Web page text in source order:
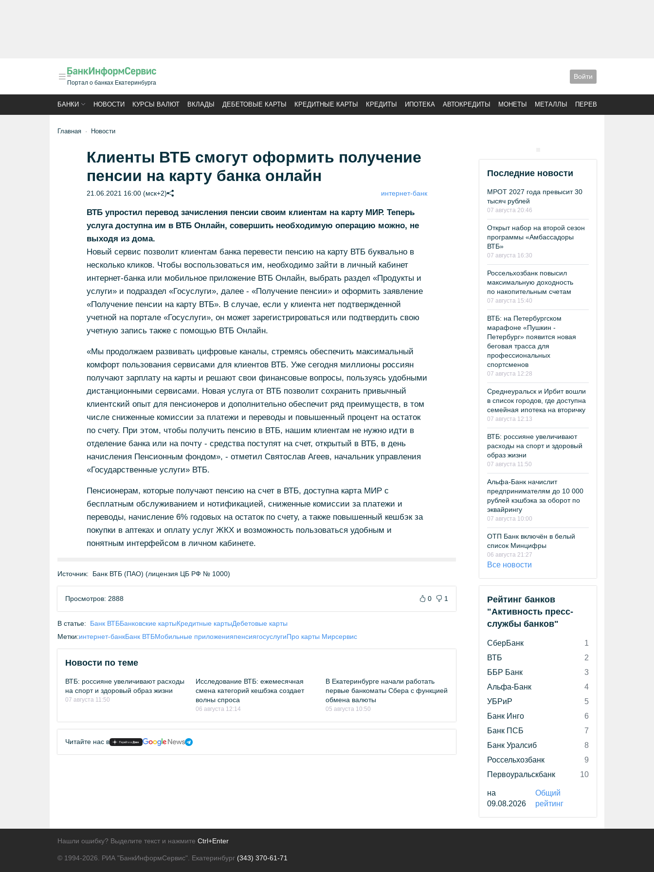
Портал о банках Екатеринбурга
Войти
БАНКИ НОВОСТИ КУРСЫ ВАЛЮТ ВКЛАДЫ ДЕБЕТОВЫЕ КАРТЫ КРЕДИТНЫЕ КАРТЫ КРЕДИТЫ ИПОТЕКА АВТОКРЕДИТЫ МОНЕТЫ МЕТАЛЛЫ ПЕРЕВОДЫ
Главная Новости
Клиенты ВТБ смогут оформить получение
пенсии на карту банка онлайн
21.06.2021 16:00 (мск+2) интернет-банк
ВТБ упростил перевод зачисления пенсии своим клиентам на карту МИР. Теперь
услуга доступна им в ВТБ Онлайн, совершить необходимую операцию можно, не
выходя из дома.
Новый сервис позволит клиентам банка перевести пенсию на карту ВТБ буквально в
несколько кликов. Чтобы воспользоваться им, необходимо зайти в личный кабинет
интернет-банка или мобильное приложение ВТБ Онлайн, выбрать раздел «Продукты и
услуги» и подраздел «Госуслуги», далее - «Получение пенсии» и оформить заявление
«Получение пенсии на карту ВТБ». В случае, если у клиента нет подтвержденной
учетной на портале «Госуслуги», он может зарегистрироваться или подтвердить свою
учетную запись также с помощью ВТБ Онлайн.
«Мы продолжаем развивать цифровые каналы, стремясь обеспечить максимальный
комфорт пользования сервисами для клиентов ВТБ. Уже сегодня миллионы россиян
получают зарплату на карты и решают свои финансовые вопросы, пользуясь удобными
дистанционными сервисами. Новая услуга от ВТБ позволит сохранить привычный
клиентский опыт для пенсионеров и дополнительно обеспечит ряд преимуществ, в том
числе сниженные комиссии за платежи и переводы и повышенный процент на остаток
по счету. При этом, чтобы получить пенсию в ВТБ, нашим клиентам не нужно идти в
отделение банка или на почту - средства поступят на счет, открытый в ВТБ, в день
начисления Пенсионным фондом», - отметил Святослав Агеев, начальник управления
«Государственные услуги» ВТБ.
Пенсионерам, которые получают пенсию на счет в ВТБ, доступна карта МИР с
бесплатным обслуживанием и нотификацией, сниженные комиссии за платежи и
переводы, начисление 6% годовых на остаток по счету, а также повышенный кешбэк за
покупки в аптеках и оплату услуг ЖКХ и возможность пользоваться удобным и
понятным интерфейсом в личном кабинете.
Источник: Банк ВТБ (ПАО) (лицензия ЦБ РФ № 1000)
Просмотров: 2888 0 1
В статье: Банк ВТББанковские картыКредитные картыДебетовые карты
Метки:интернет-банкБанк ВТБМобильные приложенияпенсиягосуслугиПро карты Мирсервис
Новости по теме
ВТБ: россияне увеличивают расходы
на спорт и здоровый образ жизни
07 августа 11:50
Исследование ВТБ: ежемесячная
смена категорий кешбэка создает
волны спроса
06 августа 12:14
В Екатеринбурге начали работать
первые банкоматы Сбера с функцией
обмена валюты
05 августа 10:50
Читайте нас в
Последние новости
МРОТ 2027 года превысит 30
тысяч рублей
07 августа 20:46
Открыт набор на второй сезон
программы «Амбассадоры
ВТБ»
07 августа 16:30
Россельхозбанк повысил
максимальную доходность
по накопительным счетам
07 августа 15:40
ВТБ: на Петербургском
марафоне «Пушкин -
Петербург» появится новая
беговая трасса для
профессиональных
спортсменов
07 августа 12:28
Среднеуральск и Ирбит вошли
в список городов, где доступна
семейная ипотека на вторичку
07 августа 12:13
ВТБ: россияне увеличивают
расходы на спорт и здоровый
образ жизни
07 августа 11:50
Альфа-Банк начислит
предпринимателям до 10 000
рублей кэшбэка за оборот по
эквайрингу
07 августа 10:00
ОТП Банк включён в белый
список Минцифры
06 августа 21:27
Все новости
Рейтинг банков
"Активность пресс-
службы банков"
СберБанк
1
ВТБ
2
ББР Банк
3
Альфа-Банк
4
УБРиР
5
Банк Инго
6
Банк ПСБ
7
Банк Уралсиб
8
Россельхозбанк
9
Первоуральскбанк
10
на
09.08.2026
Общий
рейтинг
Нашли ошибку? Выделите текст и нажмите Ctrl+Enter
© 1994-2026. РИА "БанкИнформСервис". Екатеринбург (343) 370-61-71